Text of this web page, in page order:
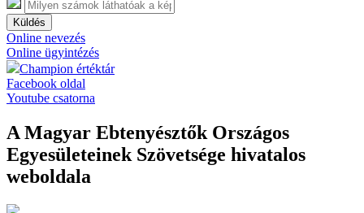
Küldés
Online nevezés
Online ügyintézés
Champion értéktár
Facebook oldal
Youtube csatorna
A Magyar Ebtenyésztők Országos
Egyesületeinek Szövetsége hivatalos
weboldala